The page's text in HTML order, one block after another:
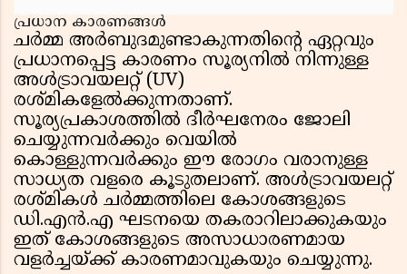
പ്രധാന കാരണങ്ങൾ
ചർമ്മ അർബുദമുണ്ടാകുന്നതിന്റെ ഏറ്റവും
പ്രധാനപ്പെട്ട കാരണം സൂര്യനിൽ നിന്നുള്ള
അൾട്രാവയലറ്റ് (UV)
രശ്മികളേൽക്കുന്നതാണ്.
സൂര്യപ്രകാശത്തിൽ ദീർഘനേരം ജോലി
ചെയ്യുന്നവർക്കും വെയിൽ
കൊള്ളുന്നവർക്കും ഈ രോഗം വരാനുള്ള
സാധ്യത വളരെ കൂടുതലാണ്. അൾട്രാവയലറ്റ്
രശ്മികൾ ചർമ്മത്തിലെ കോശങ്ങളുടെ
ഡി.എൻ.എ ഘടനയെ തകരാറിലാക്കുകയും
ഇത് കോശങ്ങളുടെ അസാധാരണമായ
വളർച്ചയ്ക്ക് കാരണമാവുകയും ചെയ്യുന്നു.